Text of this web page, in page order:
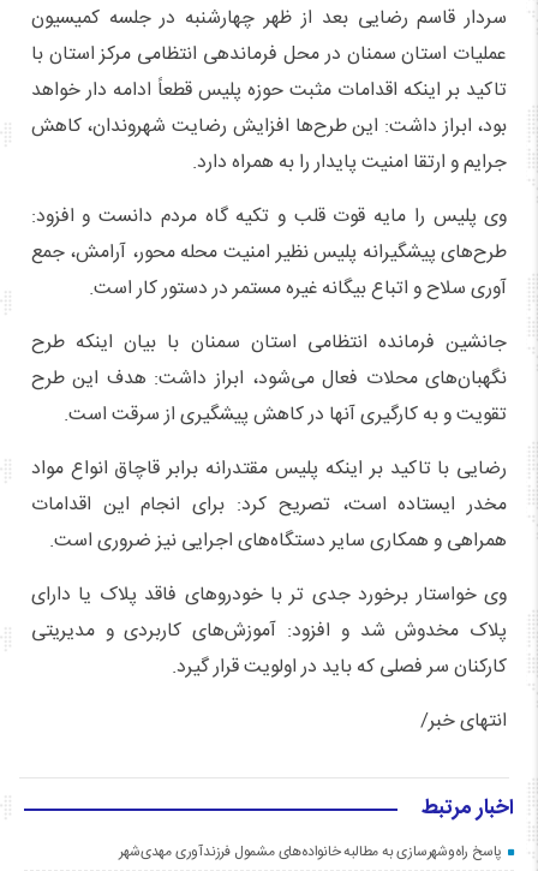
سردار قاسم رضایی بعد از ظهر چهارشنبه در جلسه کمیسیون
عملیات استان سمنان در محل فرماندهی انتظامی مرکز استان با
تاکید بر اینکه اقدامات مثبت حوزه پلیس قطعاً ادامه دار خواهد
بود، ابراز داشت: این طرح‌ها افزایش رضایت شهروندان، کاهش
جرایم و ارتقا امنیت پایدار را به همراه دارد.
وی پلیس را مایه قوت قلب و تکیه گاه مردم دانست و افزود:
طرح‌های پیشگیرانه پلیس نظیر امنیت محله محور، آرامش، جمع
آوری سلاح و اتباع بیگانه غیره مستمر در دستور کار است.
جانشین فرمانده انتظامی استان سمنان با بیان اینکه طرح
نگهبان‌های محلات فعال می‌شود، ابراز داشت: هدف این طرح
تقویت و به کارگیری آنها در کاهش پیشگیری از سرقت است.
رضایی با تاکید بر اینکه پلیس مقتدرانه برابر قاچاق انواع مواد
مخدر ایستاده است، تصریح کرد: برای انجام این اقدامات
همراهی و همکاری سایر دستگاه‌های اجرایی نیز ضروری است.
وی خواستار برخورد جدی تر با خودروهای فاقد پلاک یا دارای
پلاک مخدوش شد و افزود: آموزش‌های کاربردی و مدیریتی
کارکنان سر فصلی که باید در اولویت قرار گیرد.
انتهای خبر/
اخبار مرتبط
پاسخ راه‌وشهرسازی به مطالبه خانواده‌های مشمول فرزندآوری مهدی‌شهر